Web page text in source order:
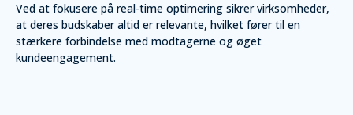
Ved at fokusere på real-time optimering sikrer virksomheder,
at deres budskaber altid er relevante, hvilket fører til en
stærkere forbindelse med modtagerne og øget
kundeengagement.